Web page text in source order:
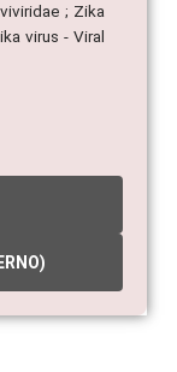
; Zika
virus - Viral